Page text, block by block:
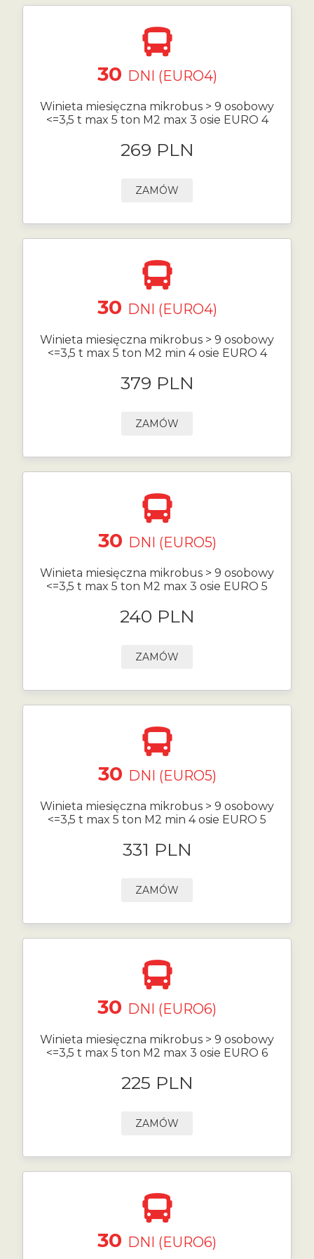
30 DNI (EURO4)
Winieta miesięczna mikrobus > 9 osobowy
<=3,5 t max 5 ton M2 max 3 osie EURO 4
269 PLN
ZAMÓW
30 DNI (EURO4)
Winieta miesięczna mikrobus > 9 osobowy
<=3,5 t max 5 ton M2 min 4 osie EURO 4
379 PLN
ZAMÓW
30 DNI (EURO5)
Winieta miesięczna mikrobus > 9 osobowy
<=3,5 t max 5 ton M2 max 3 osie EURO 5
240 PLN
ZAMÓW
30 DNI (EURO5)
Winieta miesięczna mikrobus > 9 osobowy
<=3,5 t max 5 ton M2 min 4 osie EURO 5
331 PLN
ZAMÓW
30 DNI (EURO6)
Winieta miesięczna mikrobus > 9 osobowy
<=3,5 t max 5 ton M2 max 3 osie EURO 6
225 PLN
ZAMÓW
30 DNI (EURO6)